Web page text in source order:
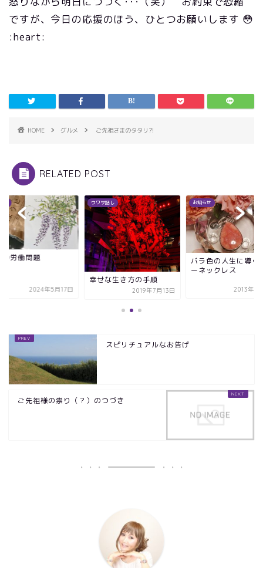
ですが、今日の応援のほう、ひとつお願いします 😳
:heart:
HOME グルメ ご先祖さまのタタリ?!
RELATED POST
の労働問題
2024年5月17日
ウワサ話し
幸せな生き方の手順
2019年7月13日
お知らせ
バラ色の人生に導く
ーネックレス
2013年8
スピリチュアルなお告げ
ご先祖様の祟り（？）のつづき